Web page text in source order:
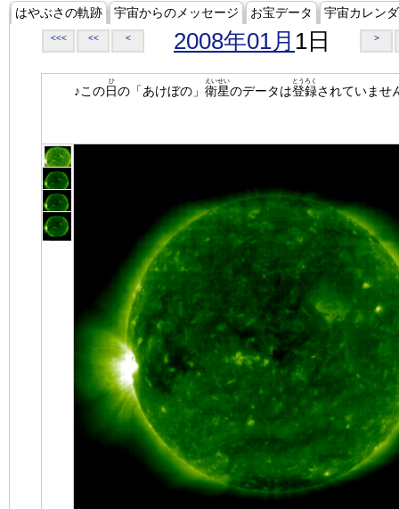
はやぶさの軌跡 宇宙からのメッセージ お宝データ 宇宙カレン
<<< << < 2008年01月 1日 >
♪この日
ひ
の「あけぼの」 衛星
えいせい
のデータは登録
とうろく
されていませ